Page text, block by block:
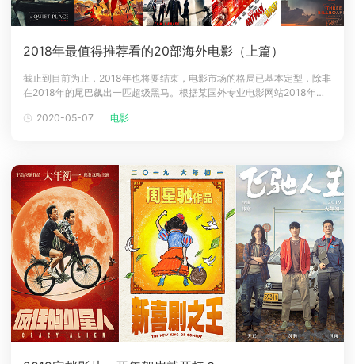
2018年最值得推荐看的20部海外电影（上篇）
截止到目前为止，2018年也将要结束，电影市场的格局已基本定型，除非
在2018年的尾巴飙出一匹超级黑马。根据某国外专业电影网站2018年上
影，热血的影迷们记得好好收藏，也是Renderbus云渲染为大家致上的圣
2020-05-07 电影